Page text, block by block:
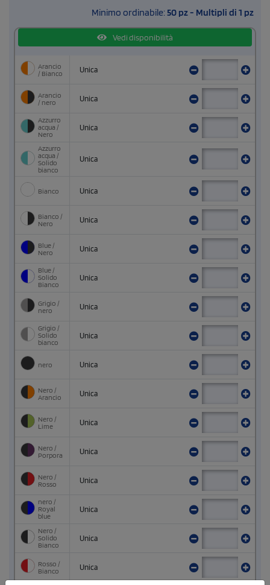
Minimo ordinabile: 50 pz - Multipli di 1 pz
Vedi disponibilità
Arancio
/ Bianco
Unica
Arancio
/ nero
Unica
Azzurro
acqua /
Nero
Unica
Azzurro
acqua /
Solido
bianco
Unica
Bianco Unica
Bianco /
Nero
Unica
Blue /
Nero
Unica
Blue /
Solido
Bianco
Unica
Grigio /
nero
Unica
Grigio /
Solido
bianco
Unica
nero Unica
Nero /
Arancio
Unica
Nero /
Lime
Unica
Nero /
Porpora
Unica
Nero /
Rosso
Unica
nero /
Royal
blue
Unica
Nero /
Solido
Bianco
Unica
Rosso /
Bianco
Unica